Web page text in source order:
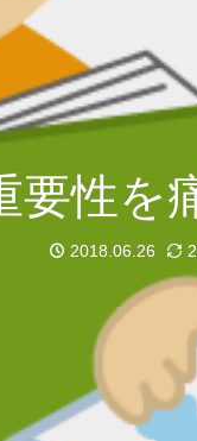
要性を
2018.06.26